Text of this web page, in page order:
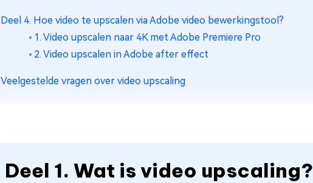
Deel 4. Hoe video te upscalen via Adobe video bewerkingstool?
1. Video upscalen naar 4K met Adobe Premiere Pro
2. Video upscalen in Adobe after effect
Veelgestelde vragen over video upscaling
Deel 1. Wat is video upscaling?